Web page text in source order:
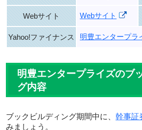
Webサイト Webサイト
Yahoo!ファイナンス 明豊エンタープラ
明豊エンタープライズのブ
グ内容
ブックビルディング期間中に、 幹事証
みましょう。